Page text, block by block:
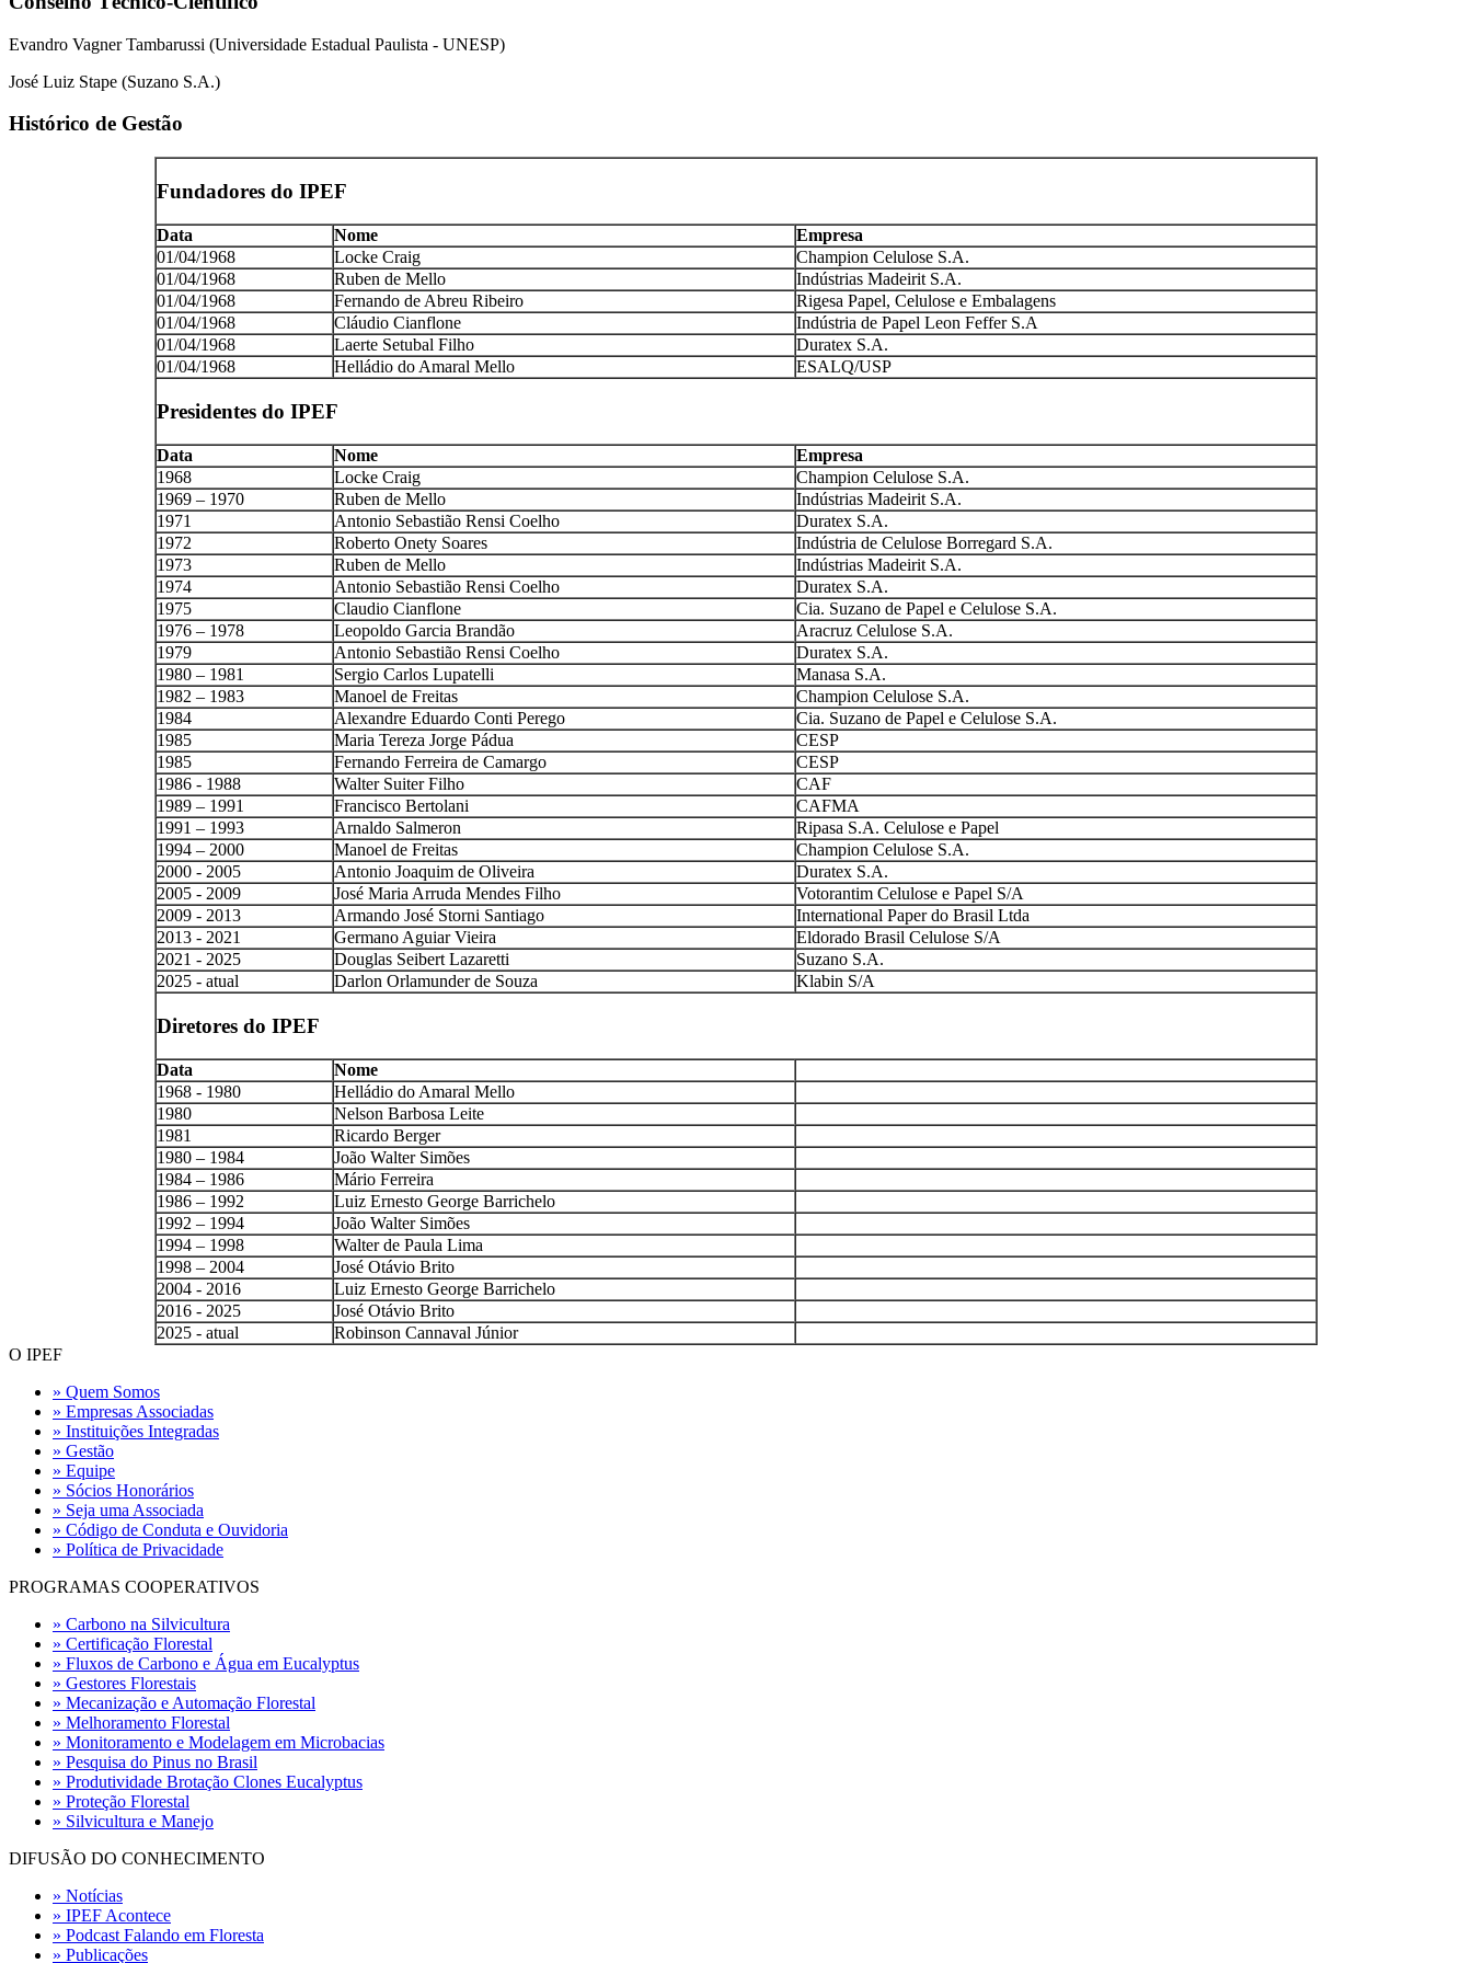
Evandro Vagner Tambarussi (Universidade Estadual Paulista - UNESP)
José Luiz Stape (Suzano S.A.)
Histórico de Gestão
Fundadores do IPEF
Data Nome
Empresa
01/04/1968
Locke Craig
Champion Celulose S.A.
01/04/1968
Ruben de Mello
Indústrias Madeirit S.A.
01/04/1968
Fernando de Abreu Ribeiro
Rigesa Papel, Celulose e Embalagens
01/04/1968
Cláudio Cianflone
Indústria de Papel Leon Feffer S.A
01/04/1968
Laerte Setubal Filho
Duratex S.A.
01/04/1968
Helládio do Amaral Mello ESALQ/USP
Presidentes do IPEF
Data Nome
Empresa
1968
Locke Craig
Champion Celulose S.A.
1969 – 1970
Ruben de Mello
Indústrias Madeirit S.A.
1971
Antonio Sebastião Rensi Coelho
Duratex S.A.
1972
Roberto Onety Soares
Indústria de Celulose Borregard S.A.
1973
Ruben de Mello
Indústrias Madeirit S.A.
1974
Antonio Sebastião Rensi Coelho
Duratex S.A.
1975
Claudio Cianflone
Cia. Suzano de Papel e Celulose S.A.
1976 – 1978
Leopoldo Garcia Brandão
Aracruz Celulose S.A.
1979
Antonio Sebastião Rensi Coelho
Duratex S.A.
1980 – 1981
Sergio Carlos Lupatelli
Manasa S.A.
1982 – 1983
Manoel de Freitas
Champion Celulose S.A.
1984
Alexandre Eduardo Conti Perego
Cia. Suzano de Papel e Celulose S.A.
1985
Maria Tereza Jorge Pádua
CESP
1985
Fernando Ferreira de Camargo
CESP
1986 - 1988
Walter Suiter Filho
CAF
1989 – 1991
Francisco Bertolani
CAFMA
1991 – 1993
Arnaldo Salmeron
Ripasa S.A. Celulose e Papel
1994 – 2000
Manoel de Freitas
Champion Celulose S.A.
2000 - 2005
Antonio Joaquim de Oliveira
Duratex S.A.
2005 - 2009
José Maria Arruda Mendes Filho
Votorantim Celulose e Papel S/A
2009 - 2013
Armando José Storni Santiago
International Paper do Brasil Ltda
2013 - 2021
Germano Aguiar Vieira
Eldorado Brasil Celulose S/A
2021 - 2025
Douglas Seibert Lazaretti
Suzano S.A.
2025 - atual
Darlon Orlamunder de Souza Klabin S/A
Diretores do IPEF
Data
Nome
1968 - 1980
Helládio do Amaral Mello
1980
Nelson Barbosa Leite
1981
Ricardo Berger
1980 – 1984
João Walter Simões
1984 – 1986
Mário Ferreira
1986 – 1992
Luiz Ernesto George Barrichelo
1992 – 1994
João Walter Simões
1994 – 1998
Walter de Paula Lima
1998 – 2004
José Otávio Brito
2004 - 2016
Luiz Ernesto George Barrichelo
2016 - 2025
José Otávio Brito
2025 - atual
Robinson Cannaval Júnior
O IPEF
» Quem Somos
» Empresas Associadas
» Instituições Integradas
» Gestão
» Equipe
» Sócios Honorários
» Seja uma Associada
» Código de Conduta e Ouvidoria
» Política de Privacidade
PROGRAMAS COOPERATIVOS
» Carbono na Silvicultura
» Certificação Florestal
» Fluxos de Carbono e Água em Eucalyptus
» Gestores Florestais
» Mecanização e Automação Florestal
» Melhoramento Florestal
» Monitoramento e Modelagem em Microbacias
» Pesquisa do Pinus no Brasil
» Produtividade Brotação Clones Eucalyptus
» Proteção Florestal
» Silvicultura e Manejo
DIFUSÃO DO CONHECIMENTO
» Notícias
» IPEF Acontece
» Podcast Falando em Floresta
» Publicações